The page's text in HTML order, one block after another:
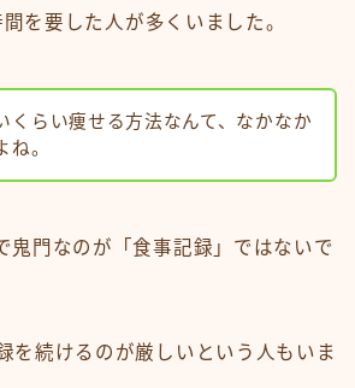
を要した人が多くいました。
くらい痩せる方法なんて、なかなか
ね。
鬼門なのが「食事記録」ではないで
を続けるのが厳しいという人もいま